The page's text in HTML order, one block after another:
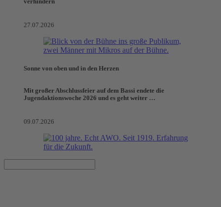
verhindern
27.07.2026
Sonne von oben und in den Herzen
Mit großer Abschlussfeier auf dem Bassi endete die
Jugendaktionswoche 2026 und es geht weiter …
09.07.2026